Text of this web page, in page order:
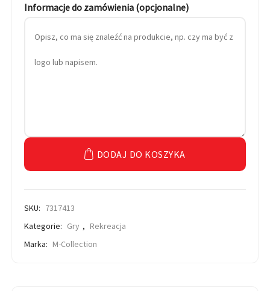
Informacje do zamówienia (opcjonalne)
DODAJ DO KOSZYKA
SKU: 7317413
Kategorie: Gry , Rekreacja
Marka: M-Collection